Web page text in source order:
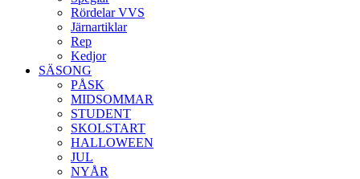
Rördelar VVS
Järnartiklar
Rep
Kedjor
SÄSONG
PÅSK
MIDSOMMAR
STUDENT
SKOLSTART
HALLOWEEN
JUL
NYÅR